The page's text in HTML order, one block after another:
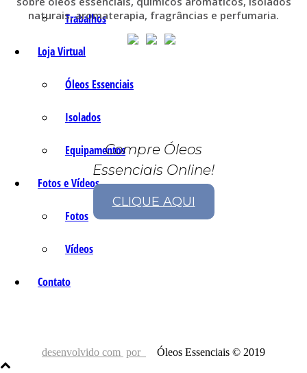
Trabalhos
Loja Virtual
Óleos Essenciais
Isolados
Equipamentos
Fotos e Vídeos
Fotos
Vídeos
Contato
naturais, aromaterapia, fragrâncias e perfumaria.
Compre Óleos
Essenciais Online!
CLIQUE AQUI
desenvolvido com por Óleos Essenciais © 2019